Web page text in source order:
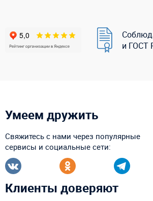
и ГОСТ
Умеем дружить
Свяжитесь с нами через популярные
сервисы и социальные сети:
Клиенты доверяют